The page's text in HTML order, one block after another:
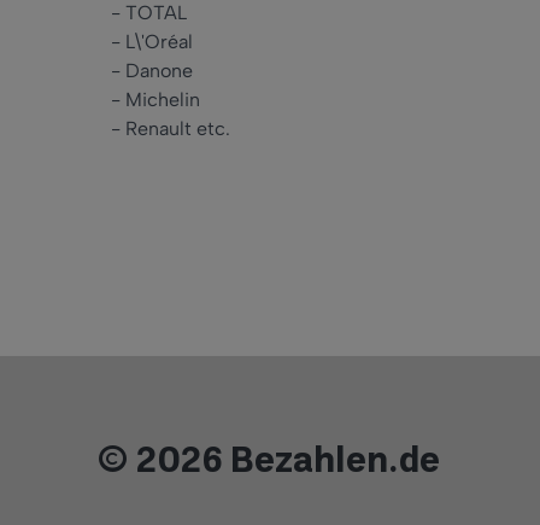
- TOTAL
- L\'Oréal
- Danone
- Michelin
- Renault etc.
© 2026 Bezahlen.de